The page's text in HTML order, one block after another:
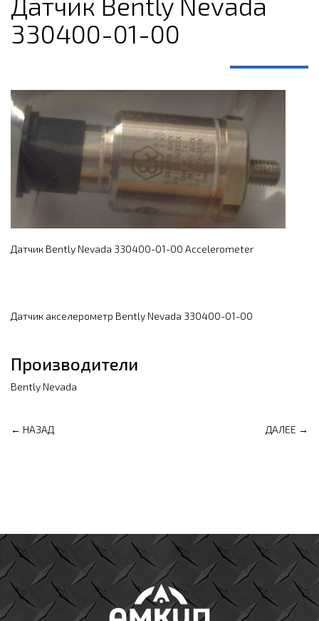
330400-01-00
Датчик Bently Nevada 330400-01-00 Accelerometer
Датчик акселерометр Bently Nevada 330400-01-00
Производители
Bently Nevada
← НАЗАД ДАЛЕЕ →